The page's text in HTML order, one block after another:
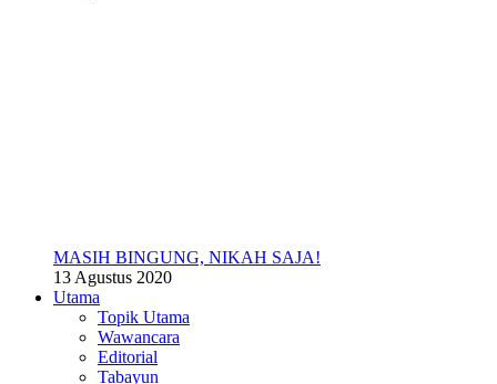
MASIH BINGUNG, NIKAH SAJA!
13 Agustus 2020
Utama
Topik Utama
Wawancara
Editorial
Tabayun